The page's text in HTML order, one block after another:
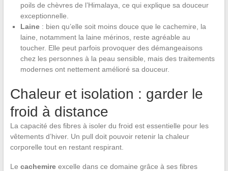
poils de chèvres de l’Himalaya, ce qui explique sa douceur
exceptionnelle.
Laine: bien qu’elle soit moins douce que le cachemire, la
laine, notamment la laine mérinos, reste agréable au
toucher. Elle peut parfois provoquer des démangeaisons
chez les personnes à la peau sensible, mais des traitements
modernes ont nettement amélioré sa douceur.
Chaleur et isolation : garder le
froid à distance
La capacité des fibres à isoler du froid est essentielle pour les
vêtements d’hiver. Un pull doit pouvoir retenir la chaleur
corporelle tout en restant respirant.
Le cachemireexcelle dans ce domaine grâce à ses fibres